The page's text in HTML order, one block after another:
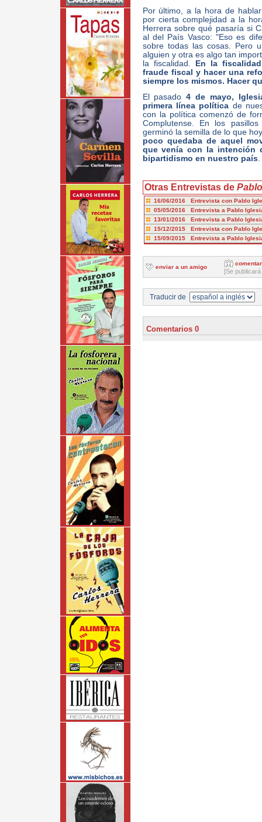
Por último, a la hora de
por cierta complejidad a la
Herrera sobre qué pasaría si
al del País Vasco: "Eso es
sobre todas las cosas. Pero
alguien y otra es algo tan
la fiscalidad.
En la
fraude fiscal y hacer una
siempre los mismos. Hacer
El pasado4 de mayo,
primera línea política de
con la política comenzó de
Complutense. En los
germinó la semilla de lo que
poco quedaba de aquel
que venía con la intención
bipartidismo en nuestro país.
Otras Entrevistas de
16/06/2016 Entrevista con Pablo
05/05/2016 Entrevista a Pablo
13/01/2016 Entrevista a Pablo
15/12/2015 Entrevista con Pablo
15/09/2015 Entrevista a Pablo
enviar a un amigo
comentar
[Se
Traducir de
Comentarios 0